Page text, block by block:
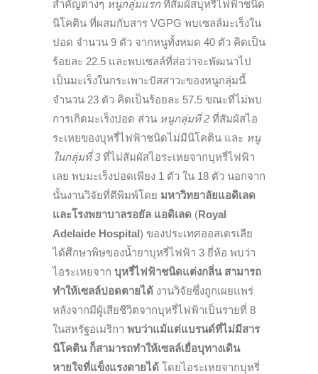
สำคัญต่างๆ หนูกลุ่มแรกที่สัมผัสบุหรี่ไฟฟ้าชนิด
นิโคติน ที่ผสมกับสาร VGPG พบเซลล์มะเร็งใน
ปอด จำนวน 9 ตัว จากหนูทั้งหมด 40 ตัว คิดเป็น
ร้อยละ 22.5 และพบเซลล์ที่ส่อว่าจะพัฒนาไป
เป็นมะเร็งในกระเพาะปัสสาวะของหนูกลุ่มนี้
จำนวน 23 ตัว คิดเป็นร้อยละ 57.5 ขณะที่ไม่พบ
การเกิดมะเร็งปอด ส่วน หนูกลุ่มที่ 2 ที่สัมผัสไอ
ระเหยของบุหรี่ไฟฟ้าชนิดไม่มีนิโคติน และ หนู
ในกลุ่มที่ 3 ที่ไม่สัมผัสไอระเหยจากบุหรี่ไฟฟ้า
เลย พบมะเร็งปอดเพียง 1 ตัว ใน 18 ตัว นอกจาก
นั้นงานวิจัยที่ตีพิมพ์โดย มหาวิทยาลัยแอดิเลด
และโรงพยาบาลรอยัล แอดิเลด (Royal
Adelaide Hospital) ของประเทศออสเตรเลีย
ได้ศึกษาพิษของน้ำยาบุหรี่ไฟฟ้า 3 ยี่ห้อ พบว่า
ไอระเหยจาก บุหรี่ไฟฟ้าชนิดแต่งกลิ่น สามารถ
ทำให้เซลล์ปอดตายได้ งานวิจัยซึ่งถูกเผยแพร่
หลังจากมีผู้เสียชีวิตจากบุหรี่ไฟฟ้าเป็นรายที่ 8
ในสหรัฐอเมริกา พบว่าแม้แต่แบรนด์ที่ไม่มีสาร
นิโคติน ก็สามารถทำให้เซลล์เยื่อบุทางเดิน
หายใจที่แข็งแรงตายได้ โดยไอระเหยจากบุหรี่